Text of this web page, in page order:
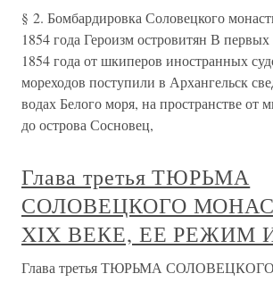
§ 2. Бомбардировка Соловецкого
1854 года Героизм островитян В
1854 года от шкиперов иностранных
мореходов поступили в Архангельск
водах Белого моря, на пространстве от
до острова Сосновец,
Глава третья ТЮРЬМА
СОЛОВЕЦКОГО
XIX ВЕКЕ, ЕЕ РЕЖИМ
Глава третья ТЮРЬМА